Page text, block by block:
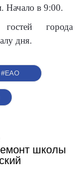
Начало в 9:00.
города
дня.
#ЕАО
школы